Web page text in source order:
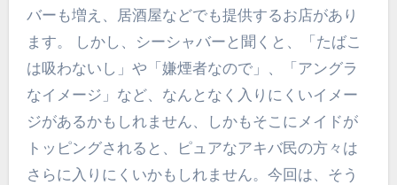
バーも増え、居酒屋などでも提供するお店があり
ます。 しかし、シーシャバーと聞くと、「たばこ
は吸わないし」や「嫌煙者なので」、「アングラ
なイメージ」など、なんとなく入りにくいイメー
ジがあるかもしれません、しかもそこにメイドが
トッピングされると、ピュアなアキバ民の方々は
さらに入りにくいかもしれません。今回は、そう